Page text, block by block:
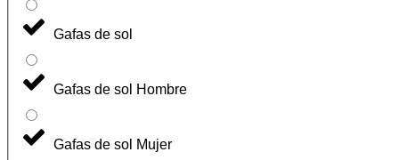
Gafas de sol
Gafas de sol Hombre
Gafas de sol Mujer